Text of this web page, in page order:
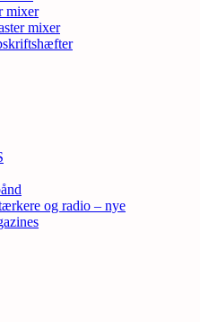
mixer
mixer
og radio – nye